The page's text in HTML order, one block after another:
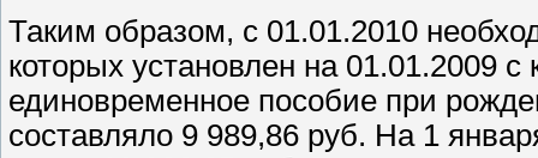
Таким образом, с 01.01.2010
которых установлен на 01.01.2009
единовременное пособие при
составляло 9 989,86 руб. На 1